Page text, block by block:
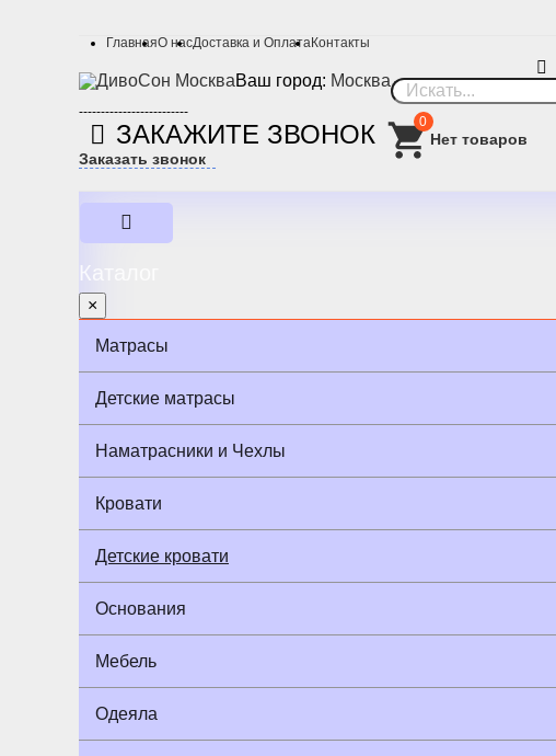
ГлавнаяО насДоставка и ОплатаКонтакты
Ваш город: Москва
-------------------------
ЗАКАЖИТЕ ЗВОНОК
Заказать звонок
0
Каталог
×
Матрасы
Детские матрасы
Наматрасники и Чехлы
Кровати
Детские кровати
Основания
Мебель
Одеяла